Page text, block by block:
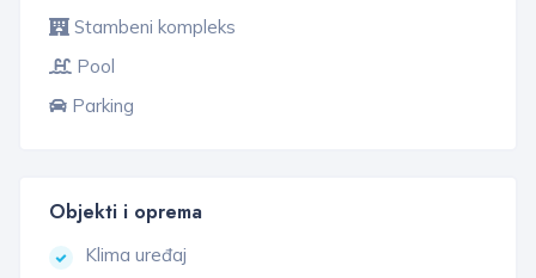
Stambeni kompleks
Pool
Parking
Objekti i oprema
Klima uređaj